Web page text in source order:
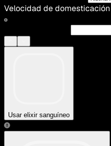
Velocidad de domesticación
Usar elixir sanguíneo